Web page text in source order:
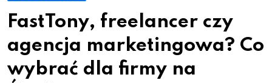
FastTony, freelancer czy
agencja marketingowa? Co
wybrać dla firmy na